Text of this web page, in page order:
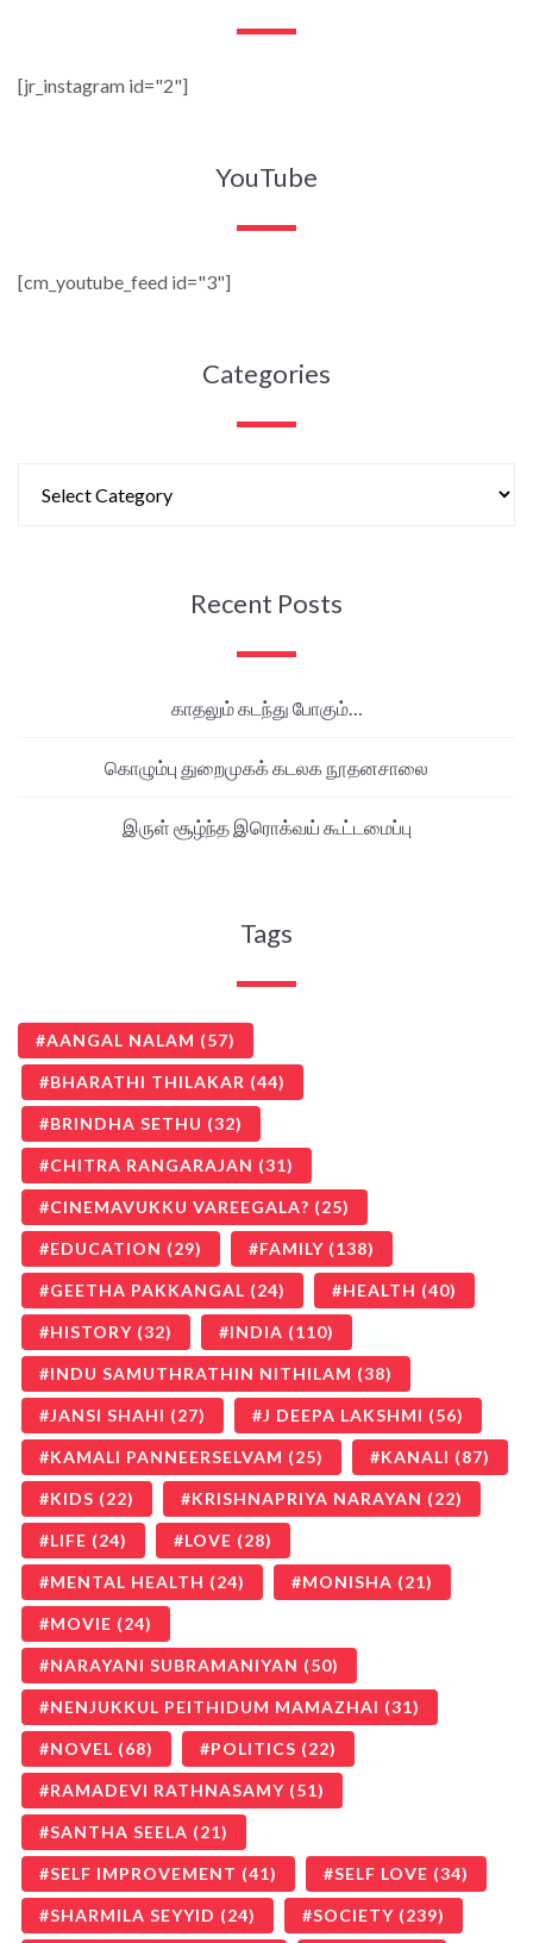
[jr_instagram id="2"]
YouTube
[cm_youtube_feed id="3"]
Categories
Recent Posts
காதலும் கடந்து போகும்…
கொழும்பு துறைமுகக் கடலக நூதனசாலை
இருள் சூழ்ந்த இரொக்வய் கூட்டமைப்பு
Tags
AANGAL NALAM (57)
BHARATHI THILAKAR (44)
BRINDHA SETHU (32)
CHITRA RANGARAJAN (31)
CINEMAVUKKU VAREEGALA? (25)
EDUCATION (29) FAMILY (138)
GEETHA PAKKANGAL (24) HEALTH (40)
HISTORY (32) INDIA (110)
INDU SAMUTHRATHIN NITHILAM (38)
JANSI SHAHI (27) J DEEPA LAKSHMI (56)
KAMALI PANNEERSELVAM (25) KANALI (87)
KIDS (22) KRISHNAPRIYA NARAYAN (22)
LIFE (24) LOVE (28)
MENTAL HEALTH (24) MONISHA (21)
MOVIE (24)
NARAYANI SUBRAMANIYAN (50)
NENJUKKUL PEITHIDUM MAMAZHAI (31)
NOVEL (68) POLITICS (22)
RAMADEVI RATHNASAMY (51)
SANTHA SEELA (21)
SELF IMPROVEMENT (41) SELF LOVE (34)
SHARMILA SEYYID (24) SOCIETY (239)